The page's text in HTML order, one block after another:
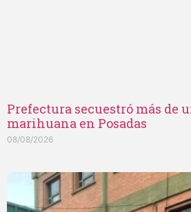
Prefectura secuestró más de
marihuana en Posadas
08/08/2026